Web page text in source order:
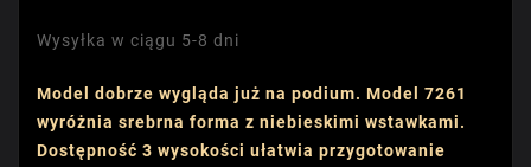
Wysyłka w ciągu 5-8 dni
Model dobrze wygląda już na podium. Model 7261
wyróżnia srebrna forma z niebieskimi wstawkami.
Dostępność 3 wysokości ułatwia przygotowanie